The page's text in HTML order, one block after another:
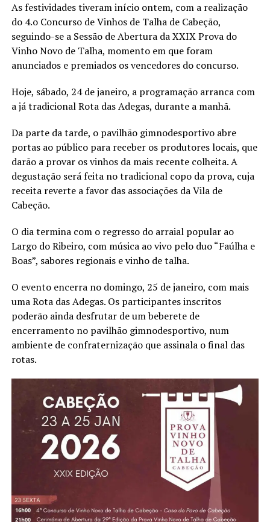
As festividades tiveram início ontem, com a realização
do 4.o Concurso de Vinhos de Talha de Cabeção,
seguindo-se a Sessão de Abertura da XXIX Prova do
Vinho Novo de Talha, momento em que foram
anunciados e premiados os vencedores do concurso.
Hoje, sábado, 24 de janeiro, a programação arranca com
a já tradicional Rota das Adegas, durante a manhã.
Da parte da tarde, o pavilhão gimnodesportivo abre
portas ao público para receber os produtores locais, que
darão a provar os vinhos da mais recente colheita. A
degustação será feita no tradicional copo da prova, cuja
receita reverte a favor das associações da Vila de
Cabeção.
O dia termina com o regresso do arraial popular ao
Largo do Ribeiro, com música ao vivo pelo duo “Faúlha e
Boas”, sabores regionais e vinho de talha.
O evento encerra no domingo, 25 de janeiro, com mais
uma Rota das Adegas. Os participantes inscritos
poderão ainda desfrutar de um beberete de
encerramento no pavilhão gimnodesportivo, num
ambiente de confraternização que assinala o final das
rotas.